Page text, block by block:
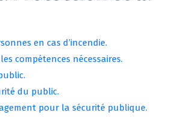
en cas d’incendie.
compétences nécessaires.
du public.
pour la sécurité publique.